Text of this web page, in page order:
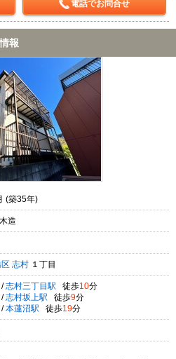
電話でお問合せ
報
(築35年)
造
志村 １丁目
/ 志村三丁目駅 徒歩10分
/ 志村坂上駅 徒歩9分
/ 本蓮沼駅 徒歩19分